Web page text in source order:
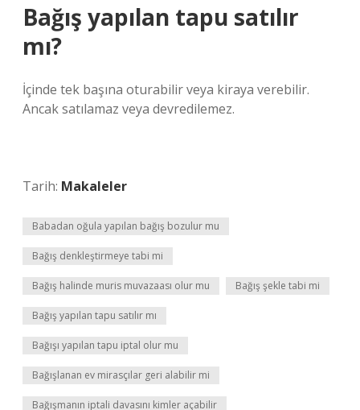
Bağış yapılan tapu satılır
mı?
İçinde tek başına oturabilir veya kiraya verebilir.
Ancak satılamaz veya devredilemez.
Tarih: Makaleler
Babadan oğula yapılan bağış bozulur mu
Bağış denkleştirmeye tabi mi
Bağış halinde muris muvazaası olur mu Bağış şekle tabi mi
Bağış yapılan tapu satılır mı
Bağışı yapılan tapu iptal olur mu
Bağışlanan ev mirasçılar geri alabilir mi
Bağışmanın iptali davasını kimler açabilir